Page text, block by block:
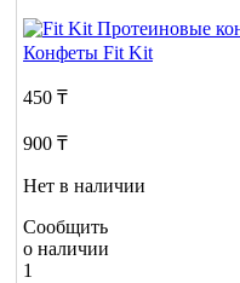
Конфеты Fit Kit
450 ₸
900 ₸
Нет в наличии
Сообщить
о наличии
1